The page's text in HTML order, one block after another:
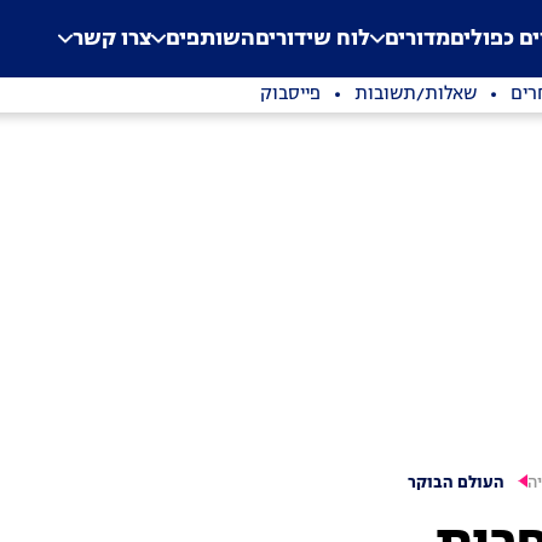
Application error: a
. כפוליםמדורים לוח שידוריםהשותפים צרו קשר
שאלות/תשובות פייסבוק
העולם הבוקר